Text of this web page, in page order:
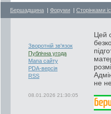
Бершадщина | Форуми | Сторінками
Зворотній зв'язок
Публічна угода
Мапа сайту
PDA-версія
RSS
08.01.2026 21:30:05
Цей
не